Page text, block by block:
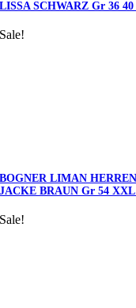
LISSA SCHWARZ Gr 36
Sale!
BOGNER LIMAN
JACKE BRAUN Gr 54 XXL
Sale!